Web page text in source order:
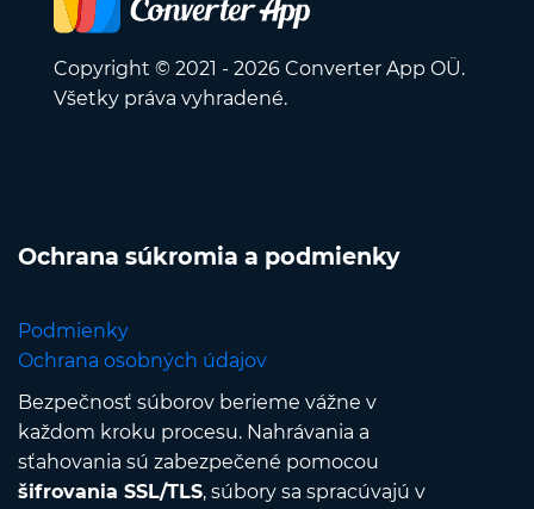
Copyright © 2021 - 2026 Converter App OÜ.
Všetky práva vyhradené.
Ochrana súkromia a podmienky
Podmienky
Ochrana osobných údajov
Bezpečnosť súborov berieme vážne v
každom kroku procesu. Nahrávania a
sťahovania sú zabezpečené pomocou
šifrovania SSL/TLS, súbory sa spracúvajú v